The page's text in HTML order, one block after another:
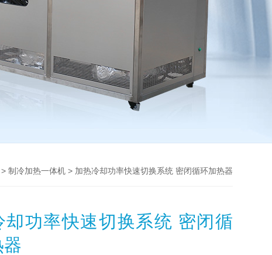
制冷加热一体机> 加热冷却功率快速切换系统 密闭循环加热器
却功率快速切换系统 密闭循